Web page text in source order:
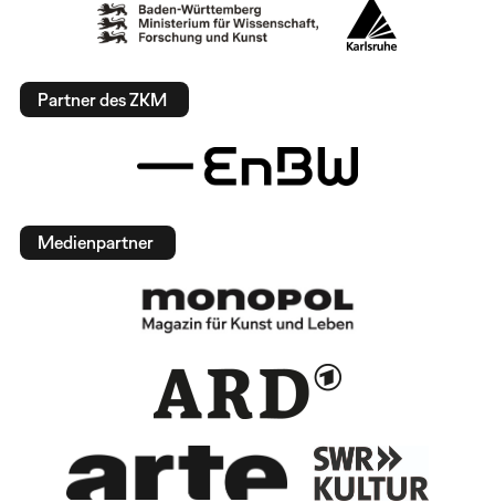
Partner des ZKM
Medienpartner